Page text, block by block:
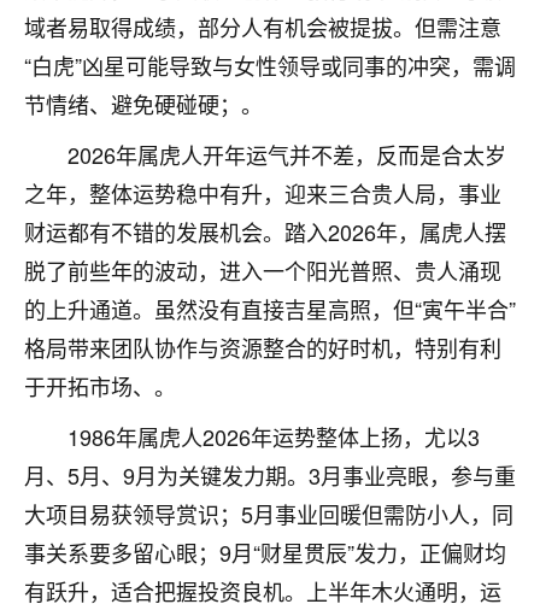
域者易取得成绩，部分人有机会被提拔。但需注意
“白虎”凶星可能导致与女性领导或同事的冲突，需调
节情绪、避免硬碰硬；。
2026年属虎人开年运气并不差，反而是合太岁
之年，整体运势稳中有升，迎来三合贵人局，事业
财运都有不错的发展机会。踏入2026年，属虎人摆
脱了前些年的波动，进入一个阳光普照、贵人涌现
的上升通道。虽然没有直接吉星高照，但“寅午半合”
格局带来团队协作与资源整合的好时机，特别有利
于开拓市场、。
1986年属虎人2026年运势整体上扬，尤以3
月、5月、9月为关键发力期。3月事业亮眼，参与重
大项目易获领导赏识；5月事业回暖但需防小人，同
事关系要多留心眼；9月“财星贯辰”发力，正偏财均
有跃升，适合把握投资良机。上半年木火通明，运
梦醒时分
我女儿高二叛逆，大半年不上学，一说她就要死要活
的，把我们两口子愁的不行，朋友给我推荐的慧来老
做完，我女儿跟变了个人一样，不期望她能考多好的
大学，只要能安安稳稳的把书读了，身体心理都健健
康康的我就很知足了！
鹿森：可怜天下父母心啊！
3小时前 来自河北 16
付深
三个，找老师的时候是抱着侥幸心理，没想到老师看
着我晋升有望，我半信半疑的按照老师建议，做了化
太岁还有一个发钱粮，本来年前的人事调整，拖到年
后，我以为都没戏了，结果开年一上班，开会提拔升
职第一个就是我，职务无所谓，主要是底薪加了
3000，非常开心，无论如何，感恩感谢！🙏🏻